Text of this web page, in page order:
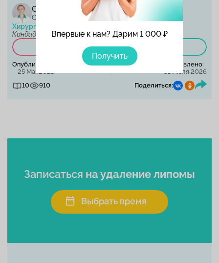
Впервые к нам? Дарим 1 000 ₽
Получить
Салямкина Елена Владимировна
Опыт работы: 21 год
Хирург, Флеболог, Онколог-Маммолог
Кандидат медицинских наук, ведущий врач.
Записаться на приём
Опубликовано:
25 Мая2021
Обновлено:
31 Июля 2026
10
910 Поделиться:
Записаться на удаление липомы
Выбрать время